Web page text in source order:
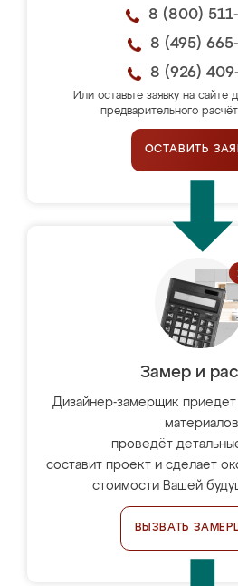
8 (800)
8 (495)
8 (926)
Или оставьте заявку на сайте
предварительного
ОСТАВИТЬ
Замер и
Дизайнер-замерщик приедет
проведёт
составит проект и сделает
стоимости Вашей
ВЫЗВАТЬ